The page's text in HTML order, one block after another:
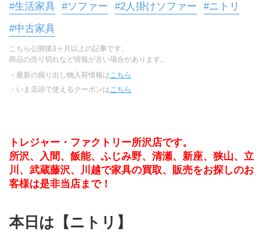
#生活家具 #ソファー #2人掛けソファー
#ニトリ
#中古家具
こちら公開後3ヶ月以上の記事です。
商品の売り切れなど情報が古い場合があります。
・最新の掘り出し物入荷情報はこちら
・いま店頭で使えるクーポンはこちら
トレジャー・ファクトリー所沢店です。
所沢、入間、飯能、ふじみ野、清瀬、新座、狭山、立
川、武蔵藤沢、川越で家具の買取、販売をお探しのお
客様は是非当店まで！
本日は【ニトリ】